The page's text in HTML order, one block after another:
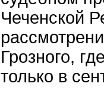
Чеченской
Грозного,
только в